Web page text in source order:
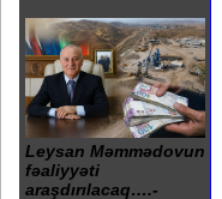
Leysan Məmmədovun
fəaliyyəti
araşdırılacaq….-